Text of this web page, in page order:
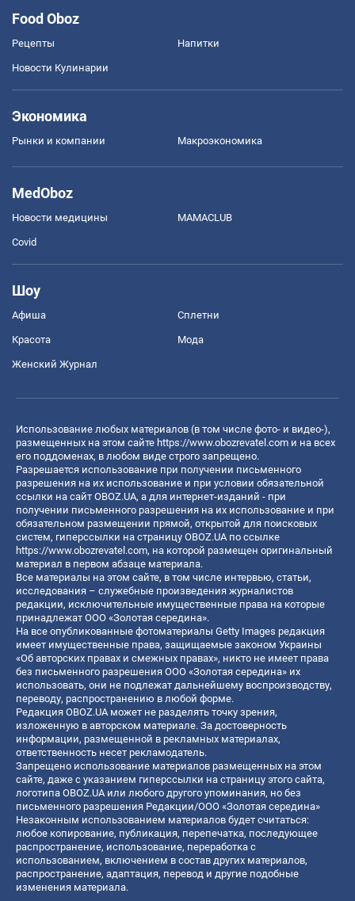
Food Oboz
Рецепты Напитки
Новости Кулинарии
Экономика
Рынки и компании Mакроэкономика
MedOboz
Новости медицины MAMACLUB
Covid
Шоу
Афиша Сплетни
Красота Мода
Женский Журнал
Использование любых материалов (в том числе фото- и видео-),
размещенных на этом сайте https://www.obozrevatel.com и на всех
его поддоменах, в любом виде строго запрещено.
Разрешается использование при получении письменного
разрешения на их использование и при условии обязательной
ссылки на сайт OBOZ.UA, а для интернет-изданий - при
получении письменного разрешения на их использование и при
обязательном размещении прямой, открытой для поисковых
систем, гиперссылки на страницу OBOZ.UA по ссылке
https://www.obozrevatel.com, на которой размещен оригинальный
материал в первом абзаце материала.
Все материалы на этом сайте, в том числе интервью, статьи,
исследования – служебные произведения журналистов
редакции, исключительные имущественные права на которые
принадлежат ООО «Золотая середина».
На все опубликованные фотоматериалы Getty Images редакция
имеет имущественные права, защищаемые законом Украины
«Об авторских правах и смежных правах», никто не имеет права
без письменного разрешения ООО «Золотая середина» их
использовать, они не подлежат дальнейшему воспроизводству,
переводу, распространению в любой форме.
Редакция OBOZ.UA может не разделять точку зрения,
изложенную в авторском материале. За достоверность
информации, размещенной в рекламных материалах,
ответственность несет рекламодатель.
Запрещено использование материалов размещенных на этом
сайте, даже с указанием гиперссылки на страницу этого сайта,
логотипа OBOZ.UA или любого другого упоминания, но без
письменного разрешения Редакции/ООО «Золотая середина»
Незаконным использованием материалов будет считаться:
любое копирование, публикация, перепечатка, последующее
распространение, использование, переработка с
использованием, включением в состав других материалов,
распространение, адаптация, перевод и другие подобные
изменения материала.